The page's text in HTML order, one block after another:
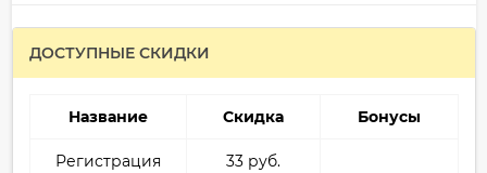
ДОСТУПНЫЕ СКИДКИ
Название Скидка Бонусы
Регистрация 33 руб.